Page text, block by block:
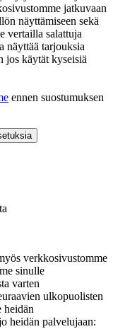
jatkuvaan
näyttämiseen sekä
vertailla salattuja
näyttää tarjouksia
jos käytät kyseisiä
ennen suostumuksen
verkkosivustomme
sinulle
varten
ulkopuolisten
heidän
heidän palvelujaan: